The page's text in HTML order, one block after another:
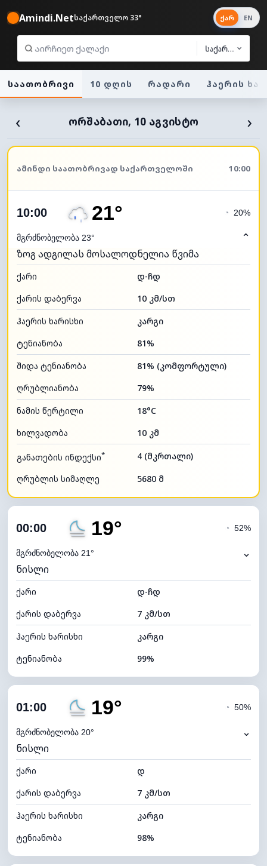
Amindi.Netსაქართველო 33°
საქართველო
ქარ EN
საათობრივი 10 დღის რადარი ჰაერის
‹ ᲝᲠᲨᲐᲑᲐᲗᲘ, 10 ᲐᲒᲕᲘᲡᲢᲝ ›
ᲐᲛᲘᲜᲓᲘ ᲡᲐᲐᲗᲝᲑᲠᲘᲕᲐᲓ ᲡᲐᲥᲐᲠᲗᲕᲔᲚᲝᲨᲘ 10:00
10:00 21°
მგრძნობელობა 23°
◔ 20%
⌃
ზოგ ადგილას მოსალოდნელია წვიმა
ქარი
დ-ჩდ
ქარის დაბერვა
10 კმ/სთ
ჰაერის ხარისხი
კარგი
ტენიანობა
81%
შიდა ტენიანობა
81% (კომფორტული)
ღრუბლიანობა
79%
ნამის წერტილი
18°C
ხილვადობა
10 კმ
განათების ინდექსი* 4 (მკრთალი)
ღრუბლის სიმაღლე 5680 მ
00:00 19°
მგრძნობელობა 21°
◔ 52%
⌄
ნისლი
ქარი
დ-ჩდ
ქარის დაბერვა
7 კმ/სთ
ჰაერის ხარისხი
კარგი
ტენიანობა
99%
ღრუბლიანობა
ნამის წერტილი
ხილვადობა
განათების ინდექსი 0 (ბნელი)
ღრუბლის სიმაღლე 4000 მ
01:00 19°
მგრძნობელობა 20°
◔ 50%
⌄
ნისლი
ქარი
დ
ქარის დაბერვა
7 კმ/სთ
ჰაერის ხარისხი
კარგი
ტენიანობა
98%